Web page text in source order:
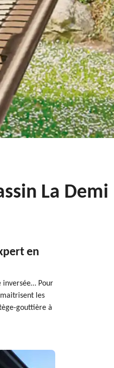
La Demi
en
inversée… Pour
les
gouttière à